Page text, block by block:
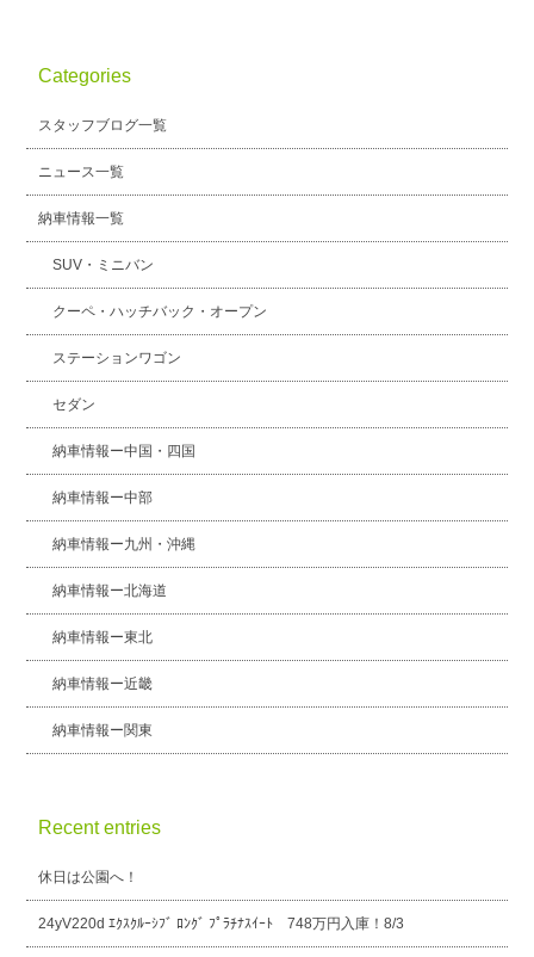
Categories
スタッフブログ一覧
ニュース一覧
納車情報一覧
SUV・ミニバン
クーペ・ハッチバック・オープン
ステーションワゴン
セダン
納車情報ー中国・四国
納車情報ー中部
納車情報ー九州・沖縄
納車情報ー北海道
納車情報ー東北
納車情報ー近畿
納車情報ー関東
Recent entries
休日は公園へ！
24yV220d ｴｸｽｸﾙｰｼﾌﾞ ﾛﾝｸﾞ ﾌﾟﾗﾁﾅｽｲｰﾄ 748万円入庫！8/3